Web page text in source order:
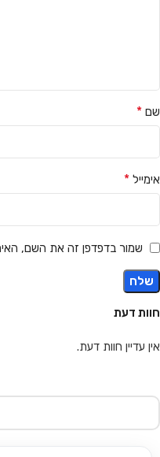
חוות דעת
אין עדיין חוות דעת.
שם *
אימייל *
שמור בדפדפן זה את השם,